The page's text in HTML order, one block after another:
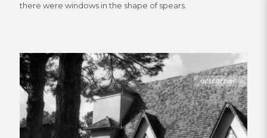
there were windows in the shape of spears.